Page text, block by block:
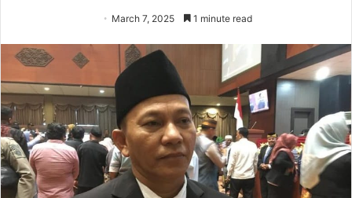
March 7, 2025 1 minute read